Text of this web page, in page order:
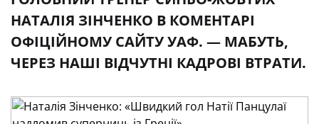
НАТАЛІЯ ЗІНЧЕНКО В КОМЕНТАРІ
ОФІЦІЙНОМУ САЙТУ УАФ. — МАБУТЬ,
ЧЕРЕЗ НАШІ ВІДЧУТНІ КАДРОВІ ВТРАТИ.